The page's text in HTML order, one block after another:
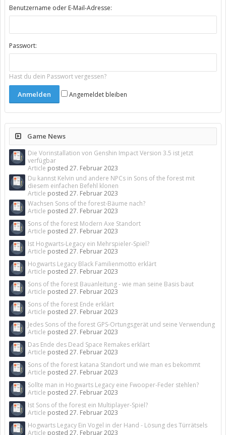
Benutzername oder E-Mail-Adresse:
Passwort:
Hast du dein Passwort vergessen?
Angemeldet bleiben
Game News
Die Vorinstallation von Genshin Impact Version 3.5 ist jetzt
verfügbar
Article posted 27. Februar 2023
Du kannst Kelvin und andere NPCs in Sons of the forest mit
diesem einfachen Befehl klonen
Article posted 27. Februar 2023
Wachsen Sons of the forest-Bäume nach?
Article posted 27. Februar 2023
Sons of the forest Modern Axe Standort
Article posted 27. Februar 2023
Ist Hogwarts-Legacy ein Mehrspieler-Spiel?
Article posted 27. Februar 2023
Hogwarts Legacy Black Familienmotto erklärt
Article posted 27. Februar 2023
Sons of the forest Bauanleitung - wie man seine Basis baut
Article posted 27. Februar 2023
Sons of the forest Ende erklärt
Article posted 27. Februar 2023
Jedes Sons of the forest GPS-Ortungsgerät und seine Verwendung
Article posted 27. Februar 2023
Das Ende des Dead Space Remakes erklärt
Article posted 27. Februar 2023
Sons of the forest katana Standort und wie man es bekommt
Article posted 27. Februar 2023
Sollte man in Hogwarts Legacy eine Fwooper-Feder stehlen?
Article posted 27. Februar 2023
Ist Sons of the forest ein Multiplayer-Spiel?
Article posted 27. Februar 2023
Hogwarts Legacy Ein Vogel in der Hand - Lösung des Türrätsels
Article posted 27. Februar 2023